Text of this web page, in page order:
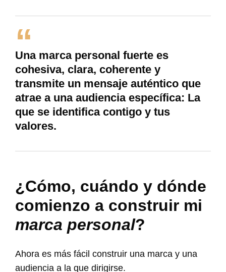
Una marca personal fuerte es
cohesiva, clara, coherente y
transmite un mensaje auténtico que
atrae a una audiencia específica: La
que se identifica contigo y tus
valores.
¿Cómo, cuándo y dónde
comienzo a construir mi
marca personal?
Ahora es más fácil construir una marca y una
audiencia a la que dirigirse.